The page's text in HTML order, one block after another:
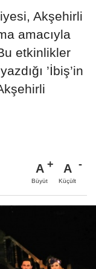
Akşehirli
amacıyla
etkinlikler
’İbiş’in
A
Büyüt
A
Küçült